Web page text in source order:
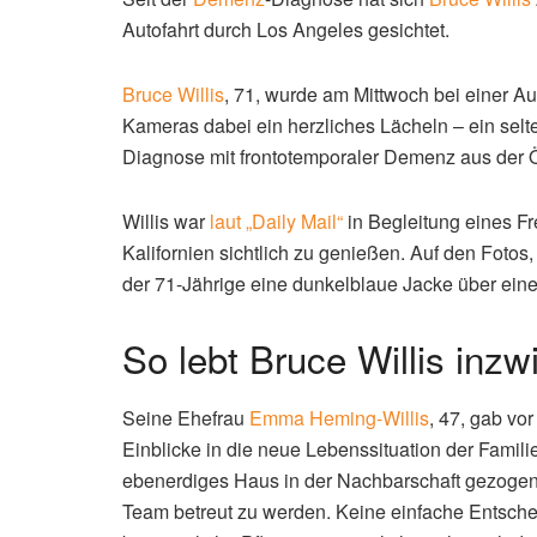
Autofahrt durch Los Angeles gesichtet.
Bruce Willis, 71, wurde am Mittwoch bei einer
Kameras dabei ein herzliches Lächeln – ein
Diagnose mit frontotemporaler Demenz aus der
Willis warlaut „Daily Mail“ in Begleitung eines
Kalifornien sichtlich zu genießen. Auf den
der 71-Jährige eine dunkelblaue Jacke über
So lebt Bruce Willis
Seine Ehefrau Emma Heming-Willis, 47, gab
Einblicke in die neue Lebenssituation der
ebenerdiges Haus in der Nachbarschaft
Team betreut zu werden. Keine einfache